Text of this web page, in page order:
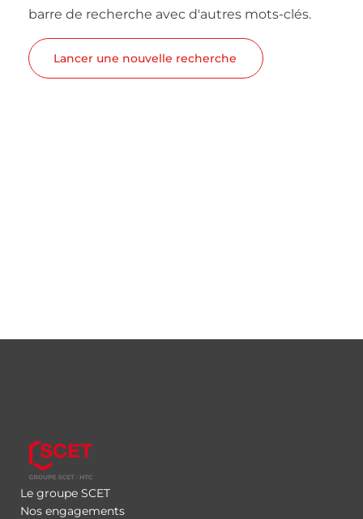
barre de recherche avec d'autres mots-clés.
Lancer une nouvelle recherche
Le groupe SCET
Nos engagements